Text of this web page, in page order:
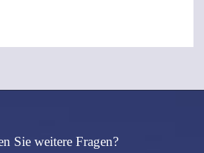
Sie weitere Fragen?